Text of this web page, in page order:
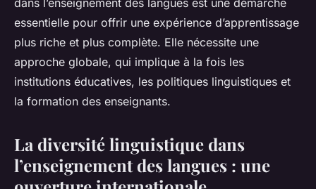
dans l’enseignement des langues est une démarche
essentielle pour offrir une expérience d’apprentissage
plus riche et plus complète. Elle nécessite une
approche globale, qui implique à la fois les
institutions éducatives, les politiques linguistiques et
la formation des enseignants.
La diversité linguistique dans
l’enseignement des langues : une